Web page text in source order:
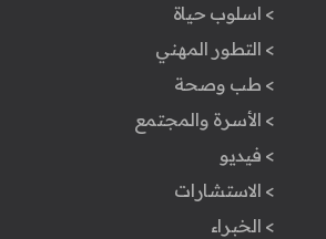
> اسلوب حياة
> التطور المهني
> طب وصحة
> الأسرة والمجتمع
> فيديو
> الاستشارات
> الخبراء